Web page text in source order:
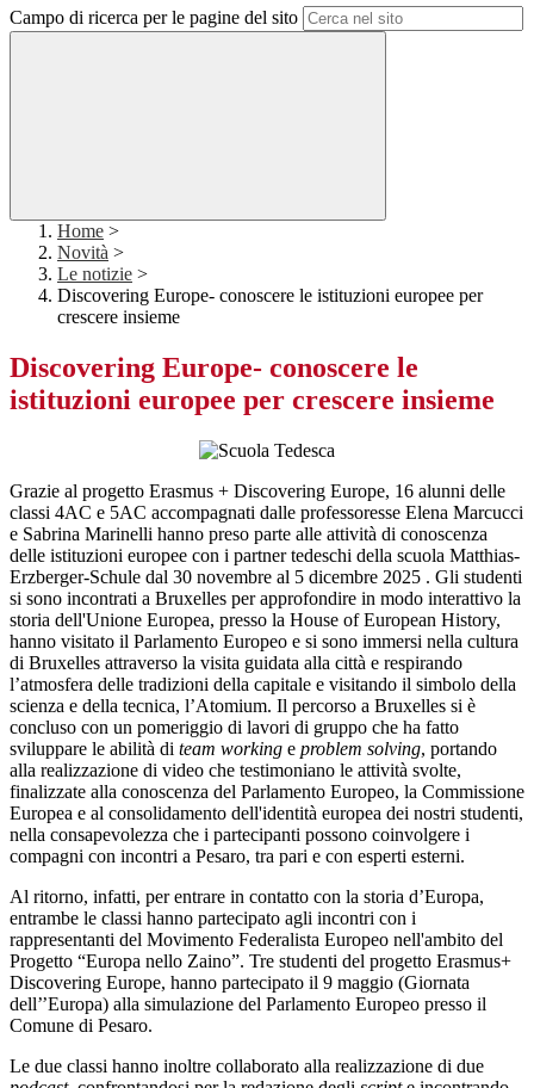
Campo di ricerca per le pagine del sito
Home >
Novità >
Le notizie >
Discovering Europe- conoscere le istituzioni europee per
crescere insieme
Discovering Europe- conoscere le
istituzioni europee per crescere insieme
Grazie al progetto Erasmus + Discovering Europe, 16 alunni delle
classi 4AC e 5AC accompagnati dalle professoresse Elena Marcucci
e Sabrina Marinelli hanno preso parte alle attività di conoscenza
delle istituzioni europee con i partner tedeschi della scuola Matthias-
Erzberger-Schule dal 30 novembre al 5 dicembre 2025 . Gli studenti
si sono incontrati a Bruxelles per approfondire in modo interattivo la
storia dell'Unione Europea, presso la House of European History,
hanno visitato il Parlamento Europeo e si sono immersi nella cultura
di Bruxelles attraverso la visita guidata alla città e respirando
l’atmosfera delle tradizioni della capitale e visitando il simbolo della
scienza e della tecnica, l’Atomium. Il percorso a Bruxelles si è
concluso con un pomeriggio di lavori di gruppo che ha fatto
sviluppare le abilità di team working e problem solving, portando
alla realizzazione di video che testimoniano le attività svolte,
finalizzate alla conoscenza del Parlamento Europeo, la Commissione
Europea e al consolidamento dell'identità europea dei nostri studenti,
nella consapevolezza che i partecipanti possono coinvolgere i
compagni con incontri a Pesaro, tra pari e con esperti esterni.
Al ritorno, infatti, per entrare in contatto con la storia d’Europa,
entrambe le classi hanno partecipato agli incontri con i
rappresentanti del Movimento Federalista Europeo nell'ambito del
Progetto “Europa nello Zaino”. Tre studenti del progetto Erasmus+
Discovering Europe, hanno partecipato il 9 maggio (Giornata
dell’’Europa) alla simulazione del Parlamento Europeo presso il
Comune di Pesaro.
Le due classi hanno inoltre collaborato alla realizzazione di due